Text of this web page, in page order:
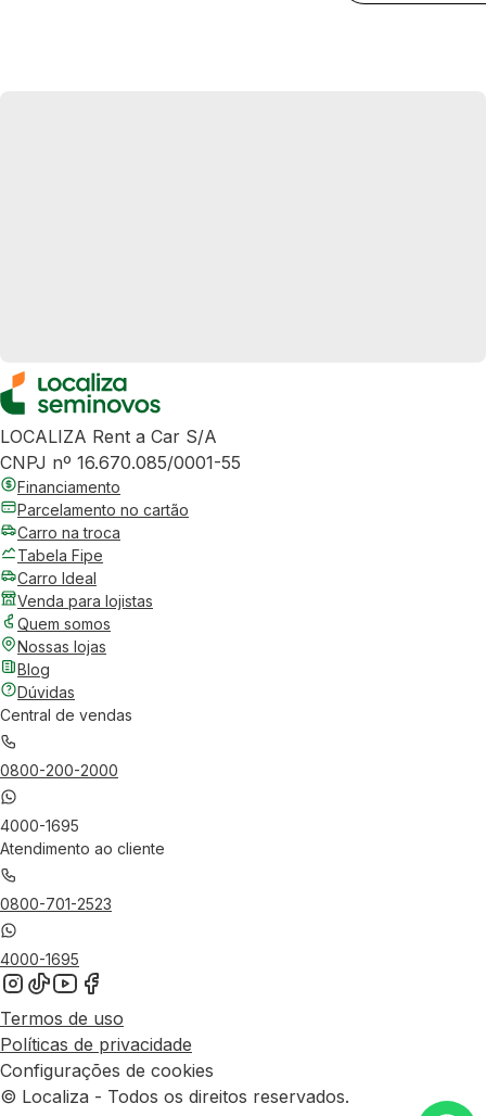
LOCALIZA Rent a Car S/A
CNPJ nº 16.670.085/0001-55
Financiamento
Parcelamento no cartão
Carro na troca
Tabela Fipe
Carro Ideal
Venda para lojistas
Quem somos
Nossas lojas
Blog
Dúvidas
Central de vendas
0800-200-2000
4000-1695
Atendimento ao cliente
0800-701-2523
4000-1695
Termos de uso
Políticas de privacidade
Configurações de cookies
© Localiza - Todos os direitos reservados.